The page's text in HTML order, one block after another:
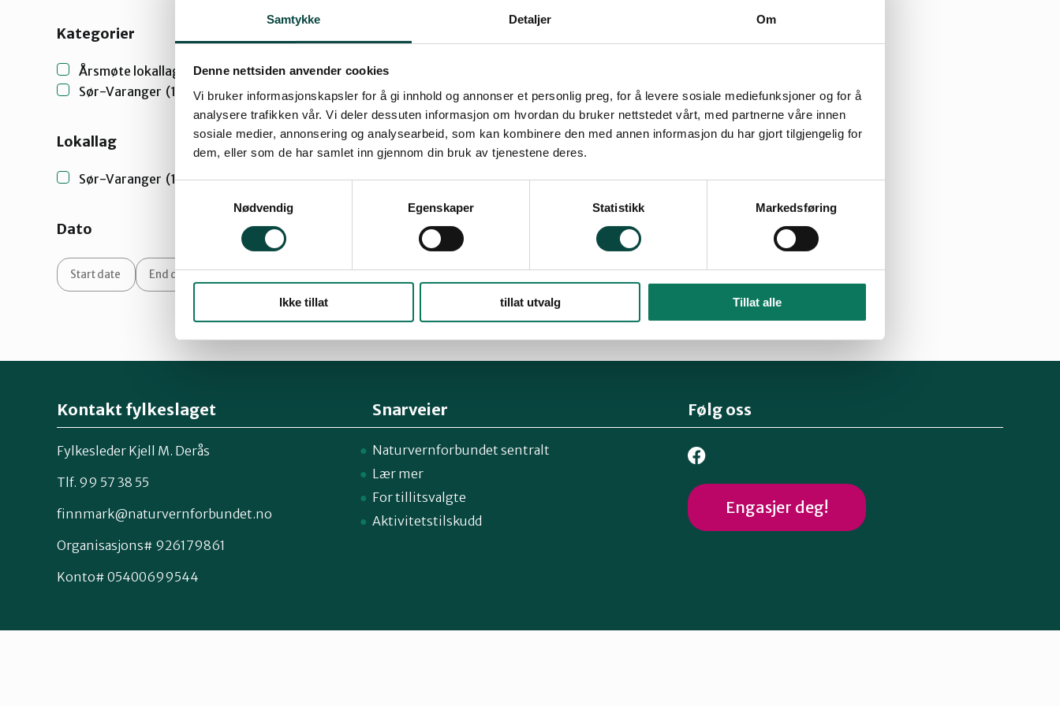
Samtykke Detaljer Om
Denne nettsiden anvender cookies
Vi bruker informasjonskapsler for å gi innhold og annonser et personlig preg, for å levere sosiale mediefunksjoner og for å
analysere trafikken vår. Vi deler dessuten informasjon om hvordan du bruker nettstedet vårt, med partnerne våre innen
sosiale medier, annonsering og analysearbeid, som kan kombinere den med annen informasjon du har gjort tilgjengelig for
dem, eller som de har samlet inn gjennom din bruk av tjenestene deres.
Nødvendig
Egenskaper Statistikk Markedsføring
Ikke tillat tillat utvalg Tillat alle
Kategorier
Årsmøte lokallag
(1)
Sør-Varanger (1)
Lokallag
Sør-Varanger (1)
Dato
Årsmøte lokallag Sør-Varanger 02.04.2024
Kontakt fylkeslaget
Fylkesleder Kjell M. Derås
Tlf. 99 57 38 55
finnmark@naturvernforbundet.no
Organisasjons# 926179861
Konto# 05400699544
Snarveier
Naturvernforbundet sentralt
Lær mer
For tillitsvalgte
Aktivitetstilskudd
Følg oss
Engasjer deg!